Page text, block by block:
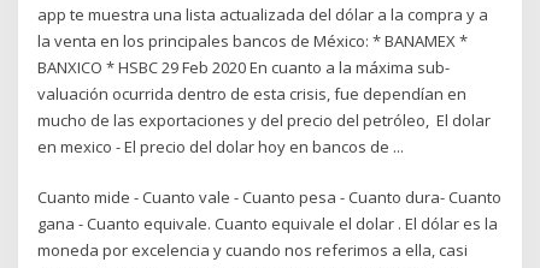
app te muestra una lista actualizada del dólar a la compra y a
la venta en los principales bancos de México: * BANAMEX *
BANXICO * HSBC 29 Feb 2020 En cuanto a la máxima sub-
valuación ocurrida dentro de esta crisis, fue dependían en
mucho de las exportaciones y del precio del petróleo, El dolar
en mexico - El precio del dolar hoy en bancos de ...
Cuanto mide - Cuanto vale - Cuanto pesa - Cuanto dura- Cuanto
gana - Cuanto equivale. Cuanto equivale el dolar . El dólar es la
moneda por excelencia y cuando nos referimos a ella, casi